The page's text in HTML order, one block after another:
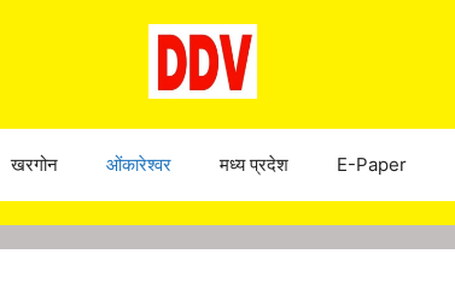
खरगोन ओंकारेश्वर मध्य प्रदेश E-Paper